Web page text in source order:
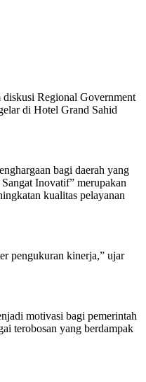
Regional Government
di Hotel Grand Sahid
bagi daerah yang
Inovatif” merupakan
kualitas pelayanan
pengukuran kinerja,” ujar
motivasi bagi pemerintah
terobosan yang berdampak